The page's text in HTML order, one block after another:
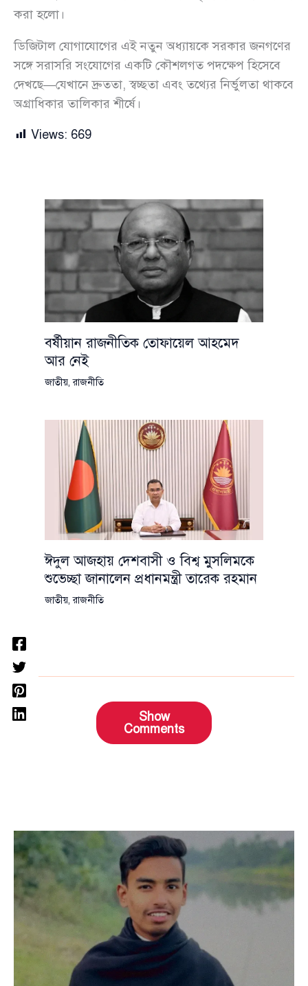
করা হলো।
ডিজিটাল যোগাযোগের এই নতুন অধ্যায়কে সরকার জনগণের
সঙ্গে সরাসরি সংযোগের একটি কৌশলগত পদক্ষেপ হিসেবে
দেখছে—যেখানে দ্রুততা, স্বচ্ছতা এবং তথ্যের নির্ভুলতা থাকবে
অগ্রাধিকার তালিকার শীর্ষে।
Views: 669
বর্ষীয়ান রাজনীতিক তোফায়েল আহমেদ
আর নেই
জাতীয়,রাজনীতি
ঈদুল আজহায় দেশবাসী ও বিশ্ব মুসলিমকে
শুভেচ্ছা জানালেন প্রধানমন্ত্রী তারেক রহমান
জাতীয়,রাজনীতি
Show
Comments